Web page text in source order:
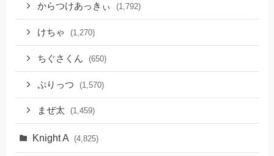
からつけあっきぃ (1,792)
けちゃ (1,270)
ちぐさくん (650)
ぷりっつ (1,570)
まぜ太 (1,459)
Knight A (4,825)